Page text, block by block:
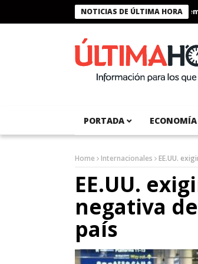
NOTICIAS DE ÚLTIMA HORA
Presidente Bukele condecora a
PORTADA ECONOMÍA
Home Internacionales EE.UU.
EE.UU.
negativa
país